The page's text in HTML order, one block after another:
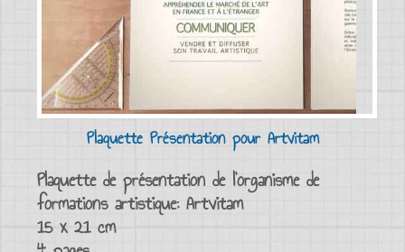
Plaquette Présentation pour Artvitam
Plaquette de présentation de l’organisme de
formations artistique: Artvitam
15 x 21 cm